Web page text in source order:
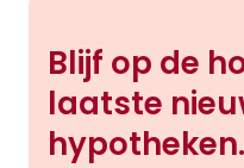
Blijf op de
laatste
hypotheken.